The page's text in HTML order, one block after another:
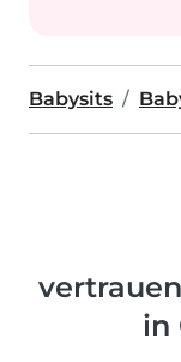
Babysits
in